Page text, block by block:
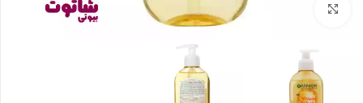
بزرگنمایی تصویر